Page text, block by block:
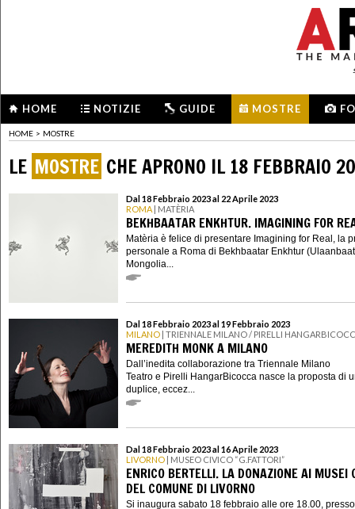
HOME NOTIZIE GUIDE MOSTRE
HOME > MOSTRE
LE MOSTRE CHE APRONO IL 18 FEBBRAIO
Dal 18 Febbraio 2023 al 22 Aprile 2023
ROMA | MATÈRIA
BEKHBAATAR ENKHTUR. IMAGINING FOR
Matèria è felice di presentare Imagining for Real, la
personale a Roma di Bekhbaatar Enkhtur
Mongolia...
Dal 18 Febbraio 2023 al 19 Febbraio 2023
MILANO | TRIENNALE MILANO / PIRELLI
MEREDITH MONK A MILANO
Dall’inedita collaborazione tra Triennale Milano
Teatro e Pirelli HangarBicocca nasce la proposta di
duplice, eccez...
Dal 18 Febbraio 2023 al 16 Aprile 2023
LIVORNO | MUSEO CIVICO “G.FATTORI”
ENRICO BERTELLI. LA DONAZIONE AI MUSEI
DEL COMUNE DI LIVORNO
Si inaugura sabato 18 febbraio alle ore 18.00,